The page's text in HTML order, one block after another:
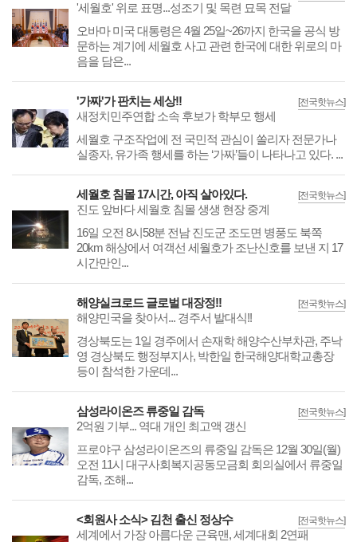
'세월호' 위로 표명...성조기 및 목련 묘목 전달
오바마 미국 대통령은 4월 25일~26까지 한국을 공식 방
문하는 계기에 세월호 사고 관련 한국에 대한 위로의 마
음을 담은...
[전국핫뉴스]
'가짜'가 판치는 세상!!
새정치민주연합 소속 후보가 학부모 행세
세월호 구조작업에 전 국민적 관심이 쏠리자 전문가나
실종자, 유가족 행세를 하는 ‘가짜’들이 나타나고 있다. ...
[전국핫뉴스]
세월호 침몰 17시간, 아직 살아있다.
진도 앞바다 세월호 침몰 생생 현장 중계
16일 오전 8시58분 전남 진도군 조도면 병풍도 북쪽
20km 해상에서 여객선 세월호가 조난신호를 보낸 지 17
시간만인...
[전국핫뉴스]
해양실크로드 글로벌 대장정!!
해양민국을 찾아서... 경주서 발대식!!
경상북도는 1일 경주에서 손재학 해양수산부차관, 주낙
영 경상북도 행정부지사, 박한일 한국해양대학교총장
등이 참석한 가운데...
[전국핫뉴스]
삼성라이온즈 류중일 감독
2억원 기부... 역대 개인 최고액 갱신
프로야구 삼성라이온즈의 류중일 감독은 12월 30일(월)
오전 11시 대구사회복지공동모금회 회의실에서 류중일
감독, 조해...
[전국핫뉴스]
<회원사 소식> 김천 출신 정상수
세계에서 가장 아름다운 근육맨, 세계대회 2연패